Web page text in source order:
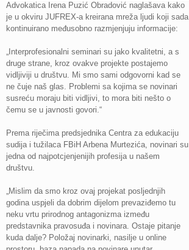
Advokatica Irena Puzić Obradović naglašava kako
je u okviru JUFREX-a kreirana mreža ljudi koji sada
kontinuirano međusobno razmjenjuju informacije:
„Interprofesionalni seminari su jako kvalitetni, a s
druge strane, kroz ovakve projekte postajemo
vidljiviji u društvu. Mi smo sami odgovorni kad se
ne čuje naš glas. Problemi sa kojima se novinari
susreću moraju biti vidljivi, to mora biti nešto o
čemu se u javnosti govori.“
Prema riječima predsjednika Centra za edukaciju
sudija i tužilaca FBiH Arbena Murtezića, novinari su
jedna od najpotcjenjenijih profesija u našem
društvu.
„Mislim da smo kroz ovaj projekat posljednjih
godina uspjeli da dobrim dijelom prevaziđemo tu
neku vrtu prirodnog antagonizma između
predstavnika pravosuđa i novinara. Ostaje pitanje
kuda dalje? Položaj novinarki, nasilje u online